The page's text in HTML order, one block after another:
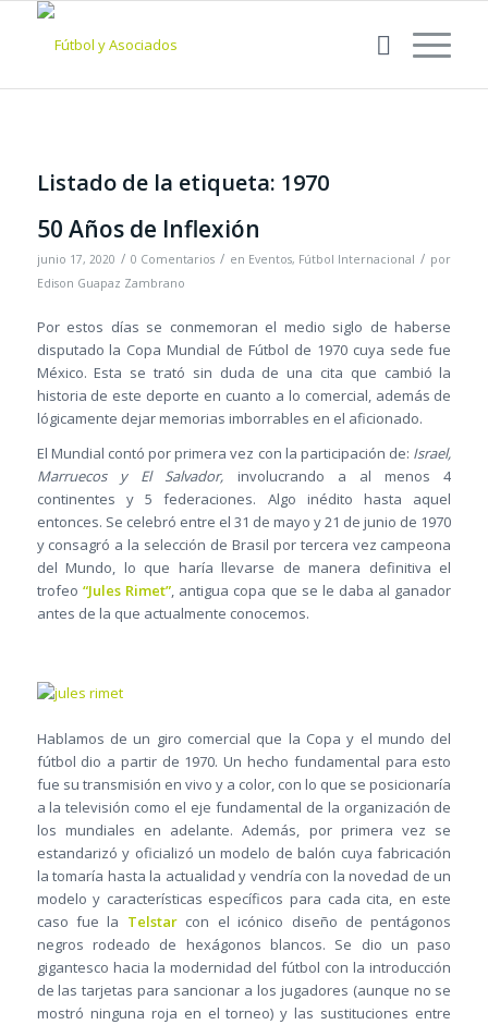
Listado de la etiqueta: 1970
50 Años de Inflexión
junio 17, 2020 / 0 Comentarios / en Eventos, Fútbol Internacional / por
Edison Guapaz Zambrano
Por estos días se conmemoran el medio siglo de haberse
disputado la Copa Mundial de Fútbol de 1970 cuya sede fue
México. Esta se trató sin duda de una cita que cambió la
historia de este deporte en cuanto a lo comercial, además de
lógicamente dejar memorias imborrables en el aficionado.
El Mundial contó por primera vez con la participación de: Israel,
Marruecos y El Salvador, involucrando a al menos 4
continentes y 5 federaciones. Algo inédito hasta aquel
entonces. Se celebró entre el 31 de mayo y 21 de junio de 1970
y consagró a la selección de Brasil por tercera vez campeona
del Mundo, lo que haría llevarse de manera definitiva el
trofeo “Jules Rimet”, antigua copa que se le daba al ganador
antes de la que actualmente conocemos.
Hablamos de un giro comercial que la Copa y el mundo del
fútbol dio a partir de 1970. Un hecho fundamental para esto
fue su transmisión en vivo y a color, con lo que se posicionaría
a la televisión como el eje fundamental de la organización de
los mundiales en adelante. Además, por primera vez se
estandarizó y oficializó un modelo de balón cuya fabricación
la tomaría hasta la actualidad y vendría con la novedad de un
modelo y características específicos para cada cita, en este
caso fue la Telstarcon el icónico diseño de pentágonos
negros rodeado de hexágonos blancos. Se dio un paso
gigantesco hacia la modernidad del fútbol con la introducción
de las tarjetas para sancionar a los jugadores (aunque no se
mostró ninguna roja en el torneo) y las sustituciones entre